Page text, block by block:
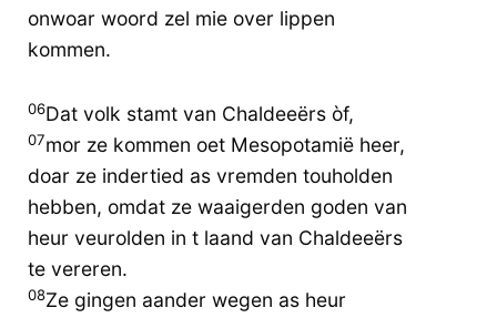
onwoar woord zel mie over lippen
kommen.
06Dat volk stamt van Chaldeeërs òf,
07mor ze kommen oet Mesopotamië heer,
doar ze indertied as vremden touholden
hebben, omdat ze waaigerden goden van
heur veurolden in t laand van Chaldeeërs
te vereren.
08Ze gingen aander wegen as heur